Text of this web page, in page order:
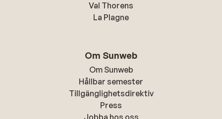
Val Thorens
La Plagne
Om Sunweb
Om Sunweb
Hållbar semester
Tillgänglighetsdirektiv
Press
Jobba hos oss